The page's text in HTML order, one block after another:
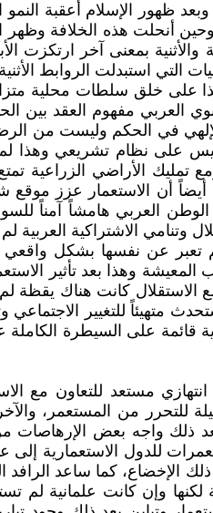
ظهور الإسلام أعقبة
وحين أنحلت هذه الخلافة
بمعنى آخر ارتكزت
استبدلت الروابط
على خلق سلطات محلية
العربي مفهوم العقد بين
الإلهي في الحكم وليست من
على نظام تشريعي
الأراضي الزراعية تمتع
أن الاستعمار عزز موقع
العربي هامشاً آمناً
وتنامي الاشتراكية
تعبر عن نفسها بشكل
المعيشة وهذا بعد تأثير
كانت هناك يقظة
متهيئاً للتغيير
على السيطرة الكاملة
انتهازي مستعد
للتحرر من المستعمر،
واجه بعض الإرهاصات من
للدول الاستعمارية
الإخضاع، كما ساعد
كانت علمانية لم تستطع